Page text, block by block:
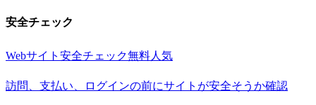
安全チェック
Webサイト安全チェック無料人気
訪問、支払い、ログインの前にサイトが安全そうか確認